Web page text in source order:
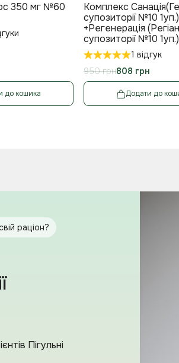
350 мг №60
до кошика
Комплекс
супозиторії №10 1уп.)
+Регенерація
супозиторії №10 1уп.)
1 відгук
808 грн
Додати до
раціон?
Пігульні